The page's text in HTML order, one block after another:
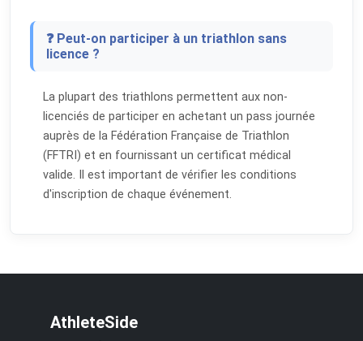
❓ Peut-on participer à un triathlon sans
licence ?
La plupart des triathlons permettent aux non-
licenciés de participer en achetant un pass journée
auprès de la Fédération Française de Triathlon
(FFTRI) et en fournissant un certificat médical
valide. Il est important de vérifier les conditions
d'inscription de chaque événement.
AthleteSide